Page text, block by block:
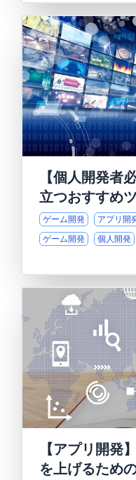
【個人開発者
立つおすすめ
ゲーム開発 アプリ開
ゲーム開発
個人開発
【アプリ開発
を上げるため